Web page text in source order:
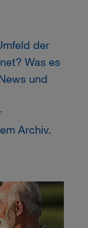
der
Was es
und
Archiv.